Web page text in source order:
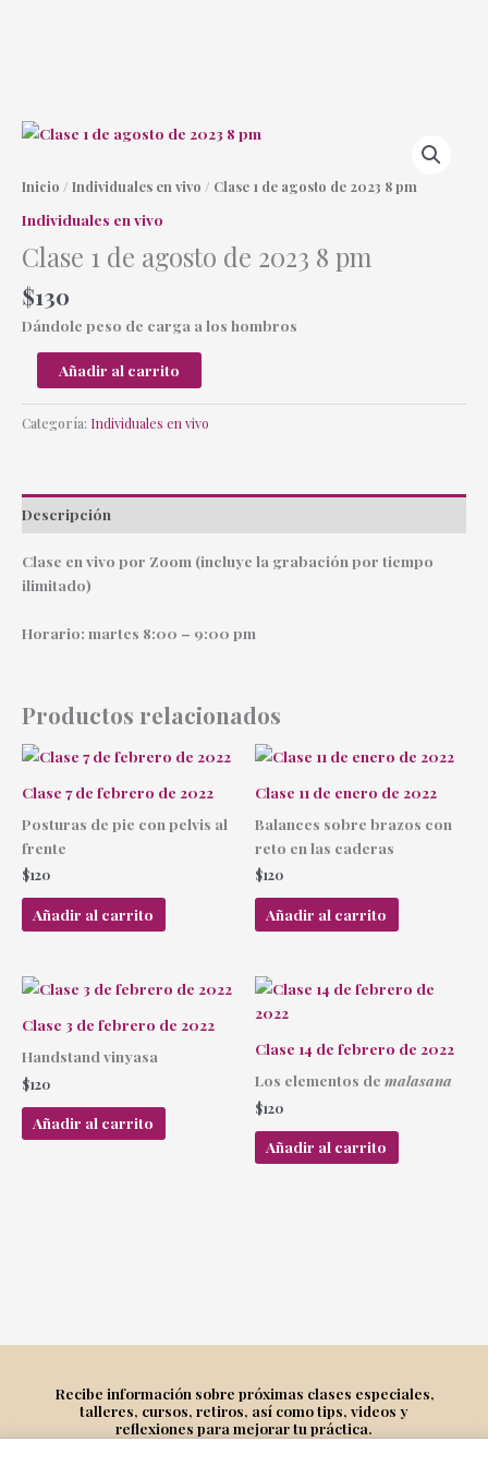
Inicio / Individuales en vivo / Clase 1 de agosto de 2023 8 pm
Individuales en vivo
Clase 1 de agosto de 2023 8 pm
$130
Dándole peso de carga a los hombros
Clase
de
de
2023
pm
cantidad
Añadir al carrito
Categoría: Individuales en vivo
Descripción
Clase en vivo por Zoom (incluye la grabación por tiempo
ilimitado)
Horario: martes 8:00 – 9:00 pm
Productos relacionados
Clase 7 de febrero de 2022
Posturas de pie con pelvis al
frente
$120
Añadir al carrito
Clase 11 de enero de 2022
Balances sobre brazos con
reto en las caderas
$120
Añadir al carrito
Clase 3 de febrero de 2022
Handstand vinyasa
$120
Añadir al carrito
Clase 14 de febrero de 2022
Los elementos de malasana
$120
Añadir al carrito
Recibe información sobre próximas clases especiales,
talleres, cursos, retiros, así como tips, videos y
reflexiones para mejorar tu práctica.